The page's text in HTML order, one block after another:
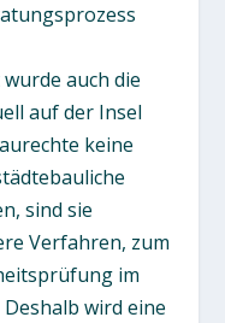
auch die
auf der Insel
keine
sind sie
Verfahren, zum
im
wird eine